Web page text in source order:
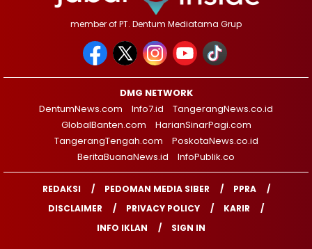
member of PT. Dentum Mediatama Grup
DMG NETWORK
DentumNews.com
Info7.id
TangerangNews.co.id
GlobalBanten.com
HarianSinarPagi.com
TangerangTengah.com
PoskotaNews.co.id
BeritaBuanaNews.id
InfoPublik.co
REDAKSI PEDOMAN MEDIA SIBER
PPRA
DISCLAIMER
PRIVACY POLICY
KARIR
INFO IKLAN
SIGN IN